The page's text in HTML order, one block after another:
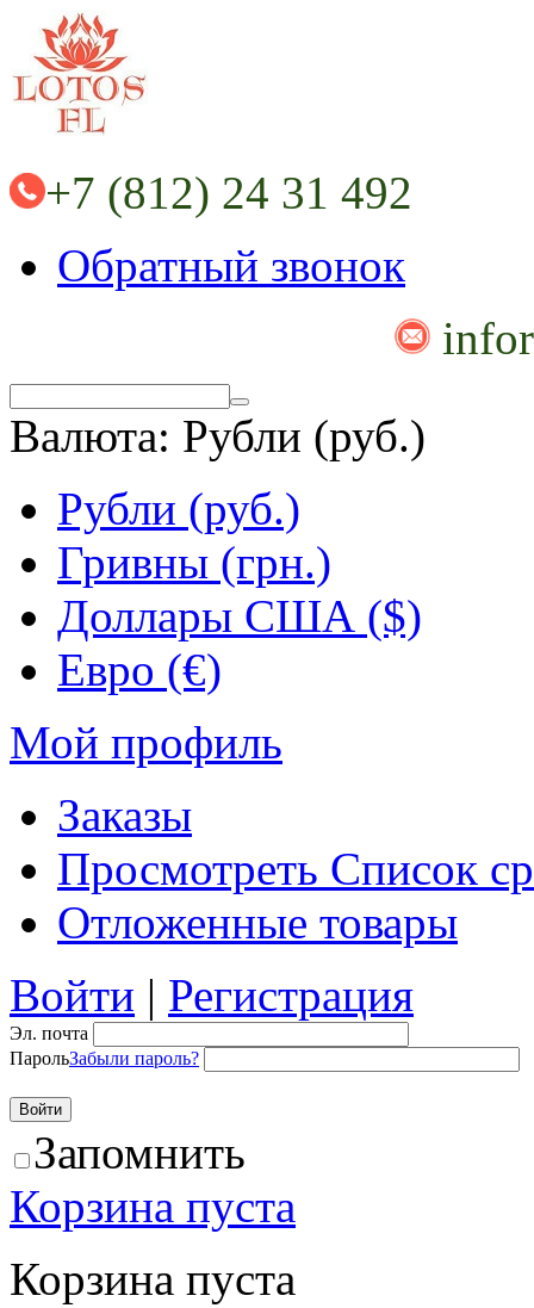
+7 (812) 24 31 492
Обратный звонок
Валюта: Рубли (руб.)
Рубли (руб.)
Гривны (грн.)
Доллары США ($)
Евро (€)
Мой профиль
Заказы
Просмотреть Список
Отложенные товары
Войти | Регистрация
Эл. почта
ПарольЗабыли пароль?
Запомнить
Корзина пуста
Корзина пуста